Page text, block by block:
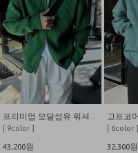
프리미엄 모달섬유 워셔블 하찌 카라 니트 가디건
[ 9color ]
43,200원
[ 6color ]
32,300원